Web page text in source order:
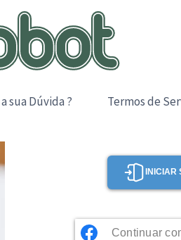
sua Dúvida ? Termos de
INICIAR
Continuar